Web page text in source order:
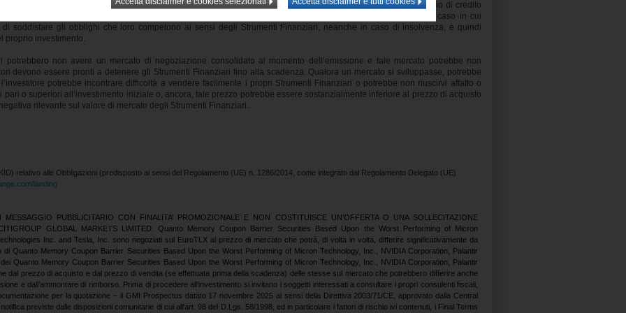
persona. Di conseguenza, i pagamenti effettuati ai sensi degli Strumenti Finanziari sono esposti al rischio di credito
Strumenti Finanziari non potranno fare ricorso ad alcuna attività garantita dell’Emittente e del Garante nel caso in cui
di soddisfare gli obblighi che loro competono ai sensi degli Strumenti Finanziari, neanche in caso di insolvenza, e quindi
proprio investimento.
potrebbero non avere un mercato di negoziazione consolidato al momento dell’emissione e tale mercato potrebbe non
devono essere pronti a detenere gli Strumenti Finanziari fino alla scadenza. Qualora un mercato si sviluppasse, potrebbe
potrebbe incontrare difficoltà a vendere facilmente i propri Strumenti Finanziari o potrebbe non riuscirvi affatto o
o superiori all’investimento iniziale o, ancora, tale prezzo potrebbe essere sostanzialmente inferiore al prezzo di acquisto
rilevante sul valore di mercato degli Strumenti Finanziari..
relativo alle Obbligazioni (predisposto ai sensi del Regolamento (UE) n. 1286/2014, come integrato dal Regolamento Delegato (UE)
landing
PUBBLICITARIO CON FINALITA’ PROMOZIONALE E NON COSTITUISCE UN’OFFERTA O UNA SOLLECITAZIONE
GLOBAL MARKETS LIMITED. Quanto Memory Coupon Barrier Securities Based Upon the Worst Performing of Micron
Inc. and Tesla, Inc. sono negoziati sul EuroTLX al prezzo di mercato che potrà, di volta in volta, differire significativamente da
Quanto Memory Coupon Barrier Securities Based Upon the Worst Performing of Micron Technology, Inc., NVIDIA Corporation, Palantir
Quanto Memory Coupon Barrier Securities Based Upon the Worst Performing of Micron Technology, Inc., NVIDIA Corporation, Palantir
dal prezzo di acquisto e dal prezzo di vendita (se effettuata prima della scadenza) delle stesse sul mercato che potrebbero differire anche
e dall’ammontare di rimborso. Prima di procedere all'investimento si invitano i soggetti interessati a consultare i propri consulenti fiscali,
per la quotazione – il GMI Prospectus datato 17 novembre 2025 ai sensi della Direttiva 2003/71/CE, approvato dalla Central
previste dalle disposizioni comunitarie di cui all'art. 98 del D.Lgs. 58/1998, ed in particolare i fattori di rischio ivi contenuti, i Final Terms